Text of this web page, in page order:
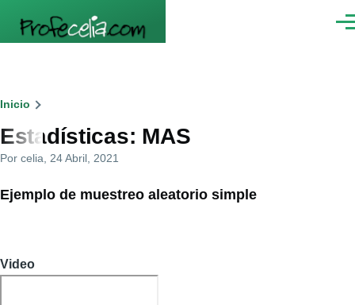
Ruta
de
navegación
Inicio
Estadísticas: MAS
Por celia , 24 Abril, 2021
Ejemplo de muestreo aleatorio simple
Video